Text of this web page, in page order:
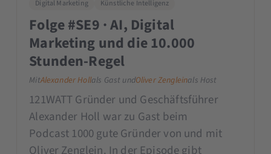
Digital Marketing Künstliche Intelligenz
Folge #SE9 · AI, Digital
Marketing und die 10.000
Stunden-Regel
MitAlexander Hollals Gast undOliver Zengleinals Host
121WATT Gründer und Geschäftsführer
Alexander Holl war zu Gast beim
Podcast 1000 gute Gründer von und mit
Oliver Zenglein. In der Episode gibt